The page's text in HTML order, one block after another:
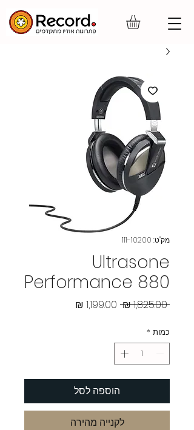
מק"ט: 111-10200
Ultrasone
Performance 880
‏1,825.00 ‏₪
מחיר
כמות *
הוספה לסל
לקנייה מהירה